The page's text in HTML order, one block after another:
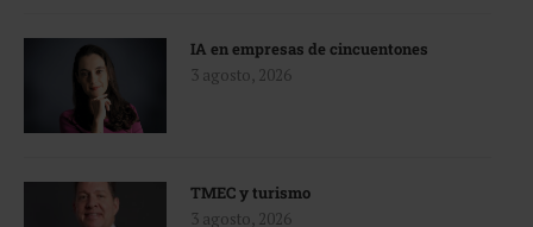
IA en empresas de cincuentones
3 agosto, 2026
TMEC y turismo
3 agosto, 2026